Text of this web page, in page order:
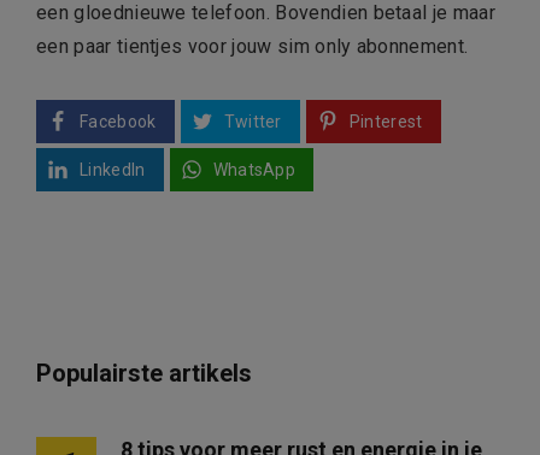
een gloednieuwe telefoon. Bovendien betaal je maar
een paar tientjes voor jouw sim only abonnement.
Facebook Twitter Pinterest
LinkedIn WhatsApp
Populairste artikels
8 tips voor meer rust en energie in je